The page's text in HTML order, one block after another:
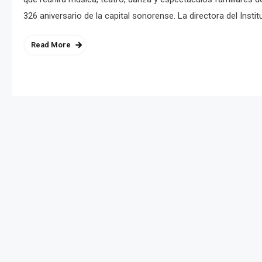
326 aniversario de la capital sonorense. La directora del
Read More